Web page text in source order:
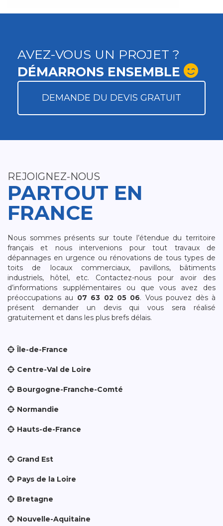
AVEZ-VOUS UN PROJET ?
DÉMARRONS ENSEMBLE
DEMANDE DU DEVIS GRATUIT
REJOIGNEZ-NOUS
PARTOUT EN
FRANCE
Nous sommes présents sur toute l’étendue du territoire
français et nous intervenions pour tout travaux de
dépannages en urgence ou rénovations de tous types de
toits de locaux commerciaux, pavillons, bâtiments
industriels, hôtel, etc. Contactez-nous pour avoir des
d’informations supplémentaires ou que vous avez des
préoccupations au 07 63 02 05 06. Vous pouvez dès à
présent demander un devis qui vous sera réalisé
gratuitement et dans les plus brefs délais.
Île-de-France
Centre-Val de Loire
Bourgogne-Franche-Comté
Normandie
Hauts-de-France
Grand Est
Pays de la Loire
Bretagne
Nouvelle-Aquitaine